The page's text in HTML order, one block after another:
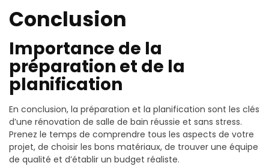
Conclusion
Importance de la
préparation et de la
planification
En conclusion, la préparation et la planification sont les clés
d’une rénovation de salle de bain réussie et sans stress.
Prenez le temps de comprendre tous les aspects de votre
projet, de choisir les bons matériaux, de trouver une équipe
de qualité et d’établir un budget réaliste.